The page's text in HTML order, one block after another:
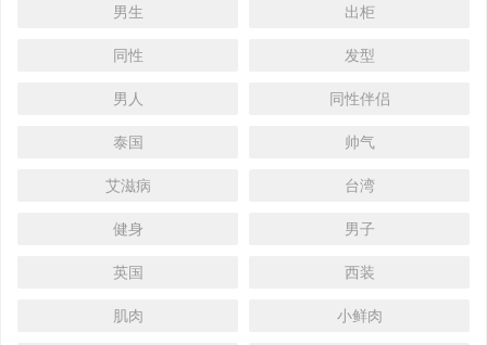
男生 出柜
同性 发型
男人 同性伴侣
泰国 帅气
艾滋病 台湾
健身 男子
英国 西装
肌肉 小鲜肉